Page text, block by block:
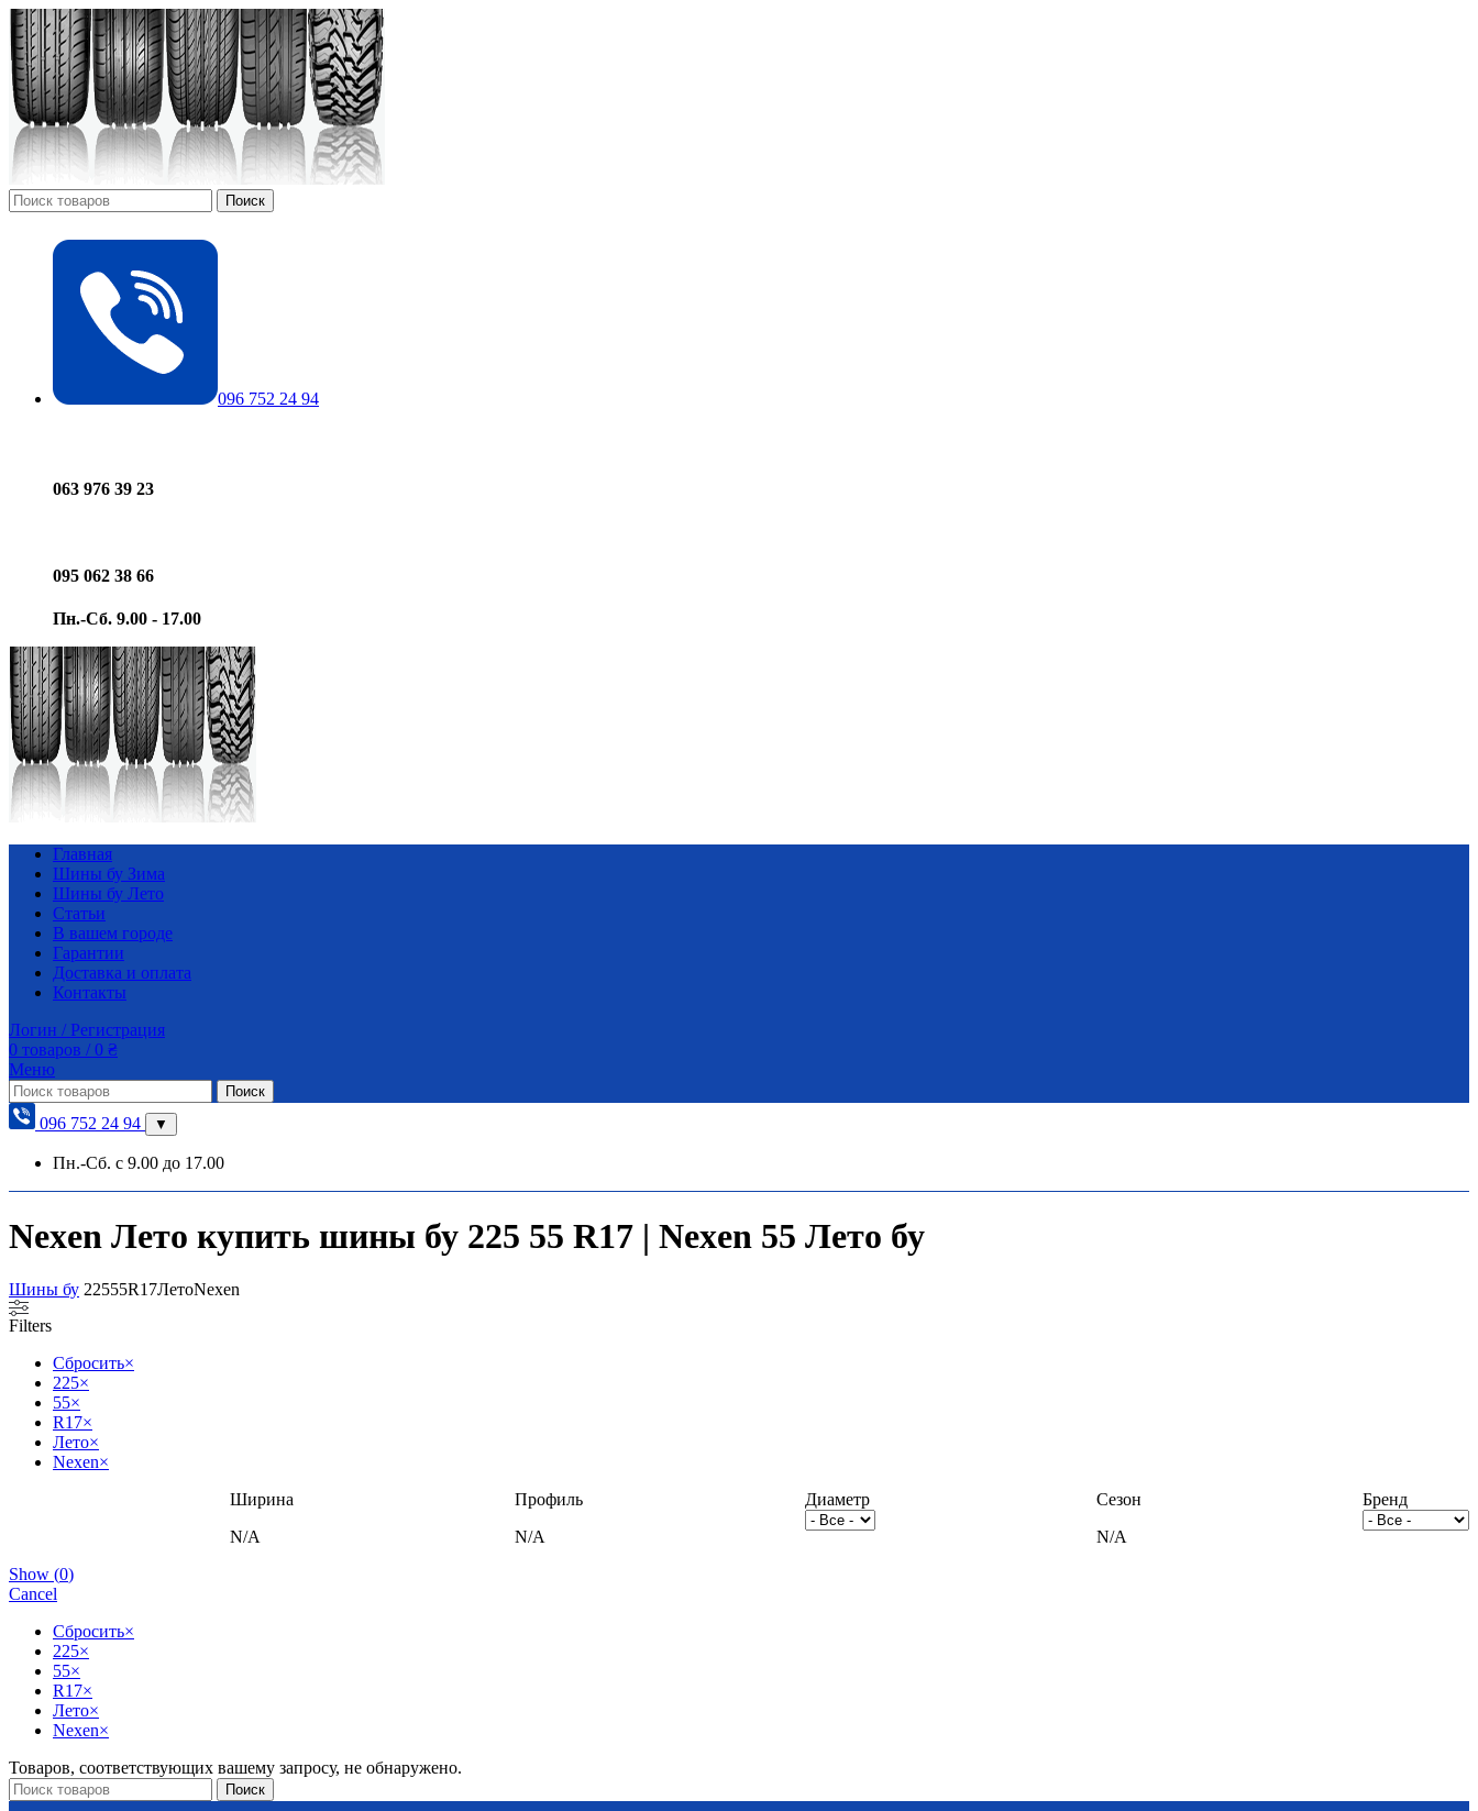
Поиск
096 752 24 94
063 976 39 23
095 062 38 66
Пн.-Сб. 9.00 - 17.00
Главная
Шины бу Зима
Шины бу Лето
Статьи
В вашем городе
Гарантии
Доставка и оплата
Контакты
Логин / Регистрация
0 товаров / 0 ₴
Меню
Поиск
096 752 24 94 ▼
Пн.-Сб. с 9.00 до 17.00
Nexen Лето купить шины бу 225 55 R17 | Nexen 55 Лето бу
Шины бу 22555R17ЛетоNexen
Filters
Сбросить×
225×
55×
R17×
Лето×
Nexen×
Ширина
N/A
Профиль
N/A
Диаметр
Сезон
N/A
Бренд
Show (0)
Cancel
Сбросить×
225×
55×
R17×
Лето×
Nexen×
Товаров, соответствующих вашему запросу, не обнаружено.
Поиск